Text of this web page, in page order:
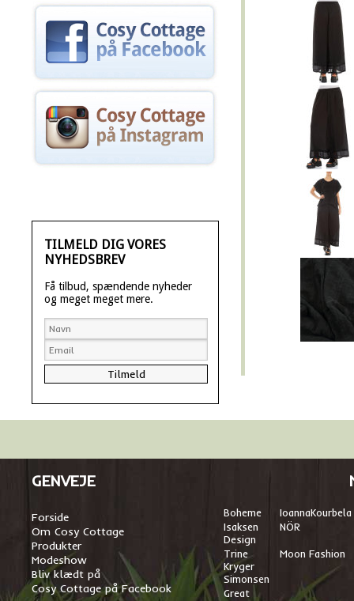
TILMELD DIG VORES
NYHEDSBREV
Få tilbud, spændende nyheder
og meget meget mere.
GENVEJE
Forside
Om Cosy Cottage
Produkter
Modeshow
Bliv klædt på
Cosy Cottage på Facebook
Boheme IoannaKourbela
Isaksen
Design
NÖR
Trine
Kryger
Simonsen
Moon Fashion
Great